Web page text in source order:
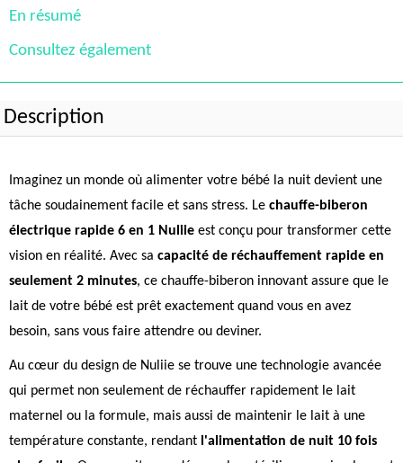
En résumé
Consultez également
Description
Imaginez un monde où alimenter votre bébé la nuit devient une
tâche soudainement facile et sans stress. Le chauffe-biberon
électrique rapide 6 en 1 Nuliie est conçu pour transformer cette
vision en réalité. Avec sa capacité de réchauffement rapide en
seulement 2 minutes, ce chauffe-biberon innovant assure que le
lait de votre bébé est prêt exactement quand vous en avez
besoin, sans vous faire attendre ou deviner.
Au cœur du design de Nuliie se trouve une technologie avancée
qui permet non seulement de réchauffer rapidement le lait
maternel ou la formule, mais aussi de maintenir le lait à une
température constante, rendant l'alimentation de nuit 10 fois